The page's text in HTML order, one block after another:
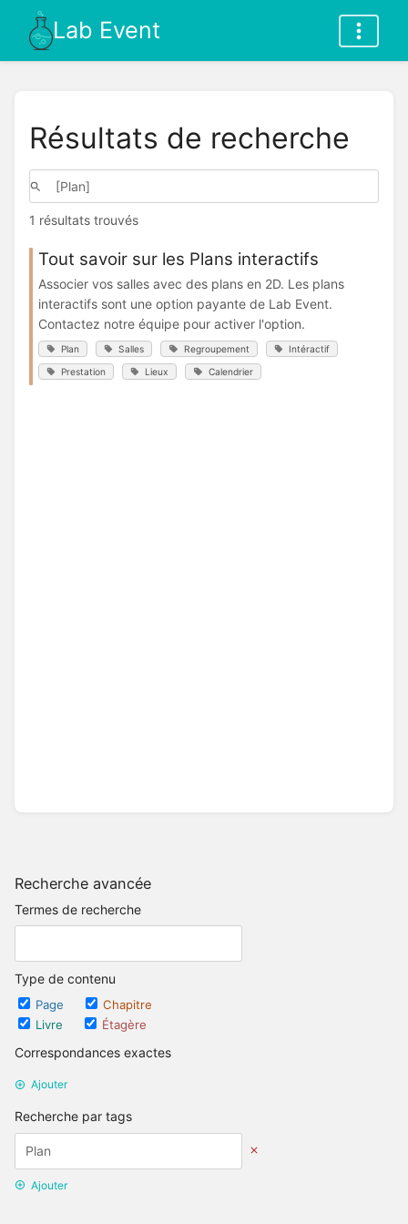
Lab Event
Recherche avancée
Termes de recherche
Type de contenu
Page
Chapitre
Livre
Étagère
Correspondances exactes
Ajouter
Recherche par tags
Ajouter
Résultats de recherche
1 résultats trouvés
Tout savoir sur les Plans interactifs
Associer vos salles avec des plans en 2D. Les plans
interactifs sont une option payante de Lab Event.
Contactez notre équipe pour activer l'option.
Plan Salles Regroupement Intéractif
Prestation Lieux Calendrier